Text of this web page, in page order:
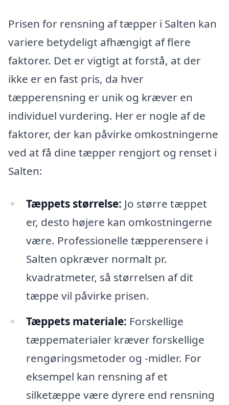
Prisen for rensning af tæpper i Salten kan
variere betydeligt afhængigt af flere
faktorer. Det er vigtigt at forstå, at der
ikke er en fast pris, da hver
tæpperensning er unik og kræver en
individuel vurdering. Her er nogle af de
faktorer, der kan påvirke omkostningerne
ved at få dine tæpper rengjort og renset i
Salten:
Tæppets størrelse: Jo større tæppet
er, desto højere kan omkostningerne
være. Professionelle tæpperensere i
Salten opkræver normalt pr.
kvadratmeter, så størrelsen af dit
tæppe vil påvirke prisen.
Tæppets materiale: Forskellige
tæppematerialer kræver forskellige
rengøringsmetoder og -midler. For
eksempel kan rensning af et
silketæppe være dyrere end rensning